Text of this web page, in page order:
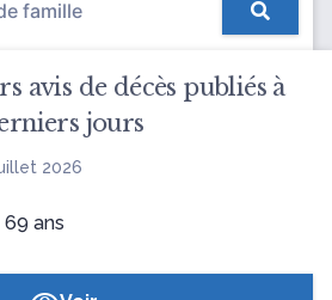
avis de décès publiés à
jours
2026
69 ans